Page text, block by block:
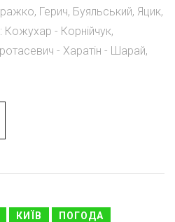
Герич, Буяльський, Яцик,
Кожухар - Корнійчук,
- Харатін - Шарай,
КИЇВ ПОГОДА